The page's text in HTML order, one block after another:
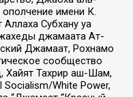
имени К.
Субхану уа
джамаата Ат-
Джамаат, Рохнамо
сообщество
Хайят Тахрир аш-Шам,
White Power,